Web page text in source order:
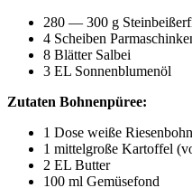
280 — 300 g
4 Schei­ben
8 Blät­ter Salbei
3 EL Sonnenblumenöl
Zuta­ten Bohnenpüree:
1 Dose wei­ße
1 mit­tel­gro­ße Kar­tof­fel
2 EL Butter
100 ml Gemüsefond